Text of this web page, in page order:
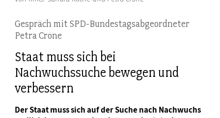
Gespräch mit SPD-Bundestagsabgeordneter
Petra Crone
Staat muss sich bei
Nachwuchssuche bewegen und
verbessern
Der Staat muss sich auf der Suche nach Nachwuchs